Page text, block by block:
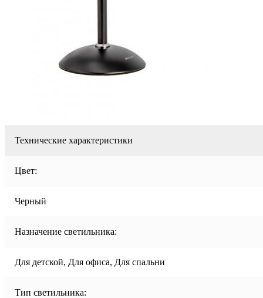
Технические характеристики
Цвет:
Черный
Назначение светильника:
Для детской, Для офиса, Для спальни
Тип светильника: